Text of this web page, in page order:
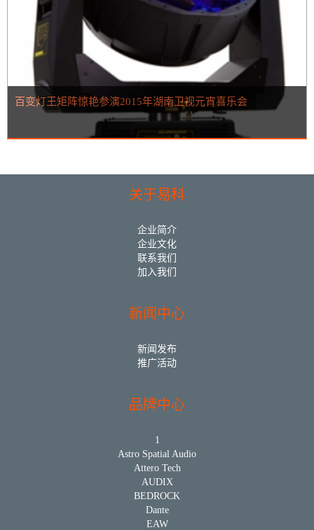
百变灯王矩阵惊艳参演2015年湖南卫视元宵喜乐会
关于易科
企业简介
企业文化
联系我们
加入我们
新闻中心
新闻发布
推广活动
品牌中心
1
Astro Spatial Audio
Attero Tech
AUDIX
BEDROCK
Dante
EAW